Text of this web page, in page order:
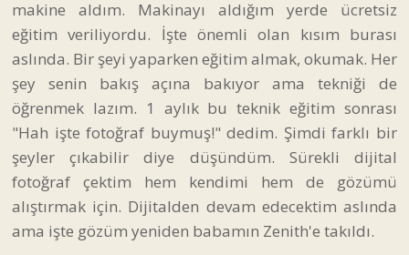
makine aldım. Makinayı aldığım yerde ücretsiz
eğitim veriliyordu. İşte önemli olan kısım burası
aslında. Bir şeyi yaparken eğitim almak, okumak. Her
şey senin bakış açına bakıyor ama tekniği de
öğrenmek lazım. 1 aylık bu teknik eğitim sonrası
"Hah işte fotoğraf buymuş!" dedim. Şimdi farklı bir
şeyler çıkabilir diye düşündüm. Sürekli dijital
fotoğraf çektim hem kendimi hem de gözümü
alıştırmak için. Dijitalden devam edecektim aslında
ama işte gözüm yeniden babamın Zenith'e takıldı.